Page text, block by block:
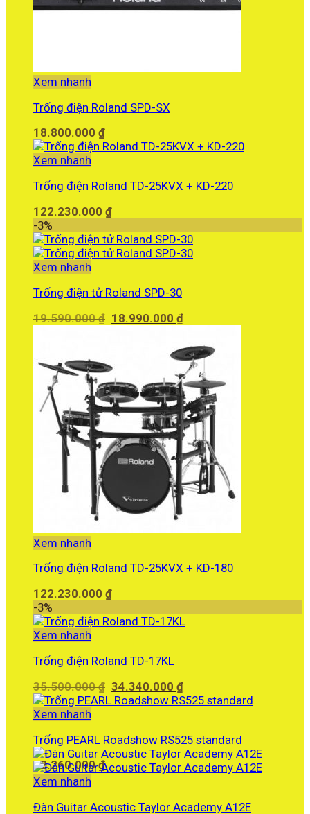
Xem nhanh
Trống điện Roland SPD-SX
18.800.000 ₫
Xem nhanh
Trống điện Roland TD-25KVX + KD-220
122.230.000 ₫
-3%
Xem nhanh
Trống điện tử Roland SPD-30
19.590.000₫ Giá
19.590.000 ₫.
18.990.000₫Giá
tại
là:
18.990.000 ₫.
Xem nhanh
Trống điện Roland TD-25KVX + KD-180
122.230.000 ₫
-3%
Xem nhanh
Trống điện Roland TD-17KL
35.500.000₫ Giá
gốc
34.340.000₫Giá
hiện
34.340.000 ₫.
Xem nhanh
Trống PEARL Roadshow RS525 standard
12.260.000₫
Xem nhanh
Đàn Guitar Acoustic Taylor Academy A12E